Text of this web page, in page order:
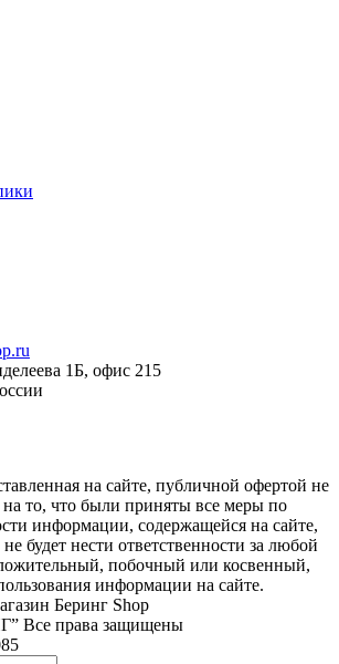
1Б, офис 215
на сайте, публичной офертой не
на то, что были приняты все меры по
информации, содержащейся на сайте,
нести ответственности за любой
побочный или косвенный,
информации на сайте.
Беринг Shop
Все права защищены